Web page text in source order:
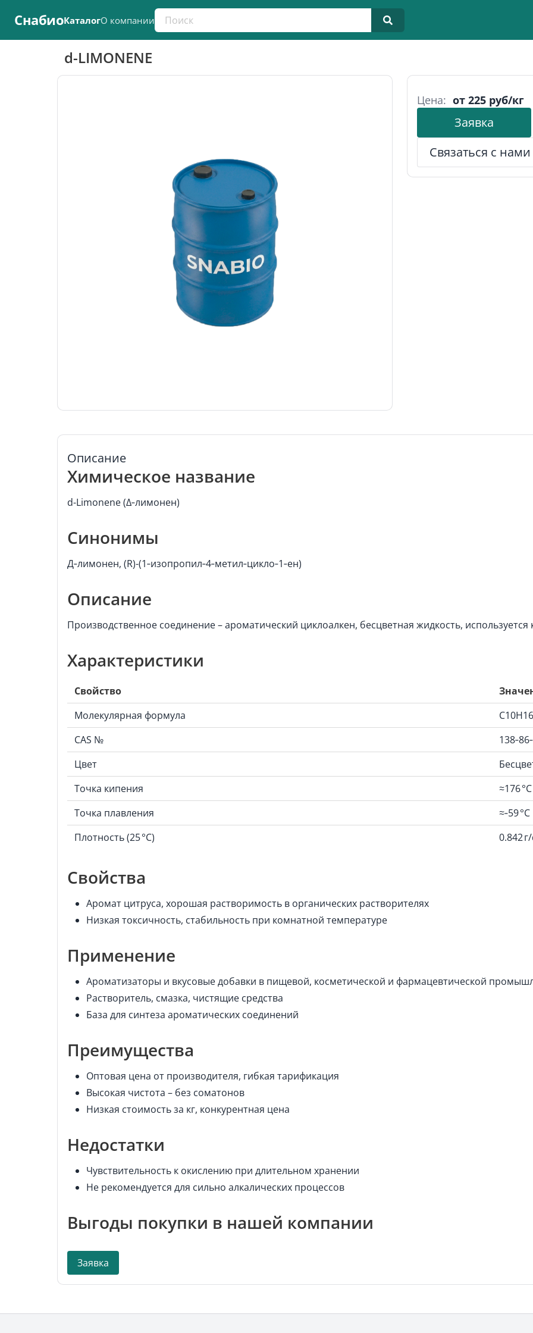
СнабиоКаталогО компанииПоиск по каталогу
d-LIMONENE
Цена: от 225 руб/кг
Заявка
Связаться с нами
Описание
Химическое название
d-Limonene (Δ‑лимонен)
Синонимы
Д‑лимонен, (R)-(1‑изопропил‑4‑метил‑цикло‑1‑ен)
Описание
Производственное соединение – ароматический циклоалкен, бесцветная жидкость, используется
Характеристики
Свойство
Молекулярная формула
C10H16
CAS №
Цвет
Точка кипения
≈176 °C
Точка плавления
≈‑59 °C
Плотность (25 °C)
0.842
Свойства
Аромат цитруса, хорошая растворимость в органических растворителях
Низкая токсичность, стабильность при комнатной температуре
Применение
Ароматизаторы и вкусовые добавки в пищевой, косметической и фармацевтической
Растворитель, смазка, чистящие средства
База для синтеза ароматических соединений
Преимущества
Оптовая цена от производителя, гибкая тарификация
Высокая чистота – без соматонов
Низкая стоимость за кг, конкурентная цена
Недостатки
Чувствительность к окислению при длительном хранении
Не рекомендуется для сильно алкалических процессов
Выгоды покупки в нашей компании
Заявка